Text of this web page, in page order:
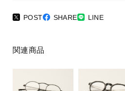
POST SHARE LINE
関連商品